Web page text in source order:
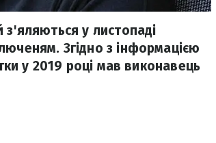
з'яляються у листопаді
Згідно з інформацією
у 2019 році мав виконавець